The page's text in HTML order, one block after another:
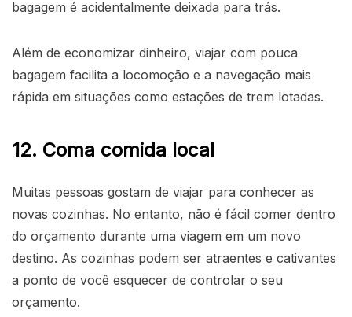
bagagem é acidentalmente deixada para trás.
Além de economizar dinheiro, viajar com pouca
bagagem facilita a locomoção e a navegação mais
rápida em situações como estações de trem lotadas.
12. Coma comida local
Muitas pessoas gostam de viajar para conhecer as
novas cozinhas. No entanto, não é fácil comer dentro
do orçamento durante uma viagem em um novo
destino. As cozinhas podem ser atraentes e cativantes
a ponto de você esquecer de controlar o seu
orçamento.